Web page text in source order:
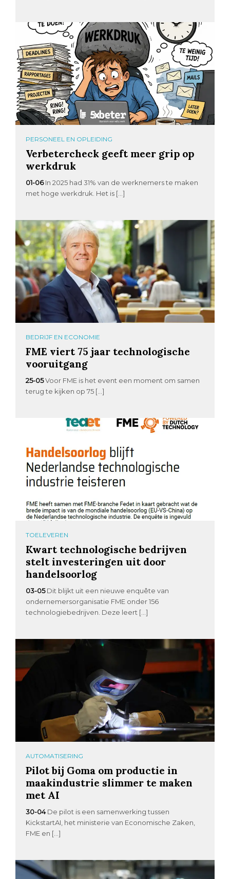
PERSONEEL EN OPLEIDING
Verbetercheck geeft meer grip op
werkdruk
01-06 In 2025 had 31% van de werknemers te maken
met hoge werkdruk. Het is […]
BEDRIJF EN ECONOMIE
FME viert 75 jaar technologische
vooruitgang
25-05Voor FME is het event een moment om samen
terug te kijken op 75 […]
TOELEVEREN
Kwart technologische bedrijven
stelt investeringen uit door
handelsoorlog
03-05 Dit blijkt uit een nieuwe enquête van
ondernemersorganisatie FME onder 156
technologiebedrijven. Deze leert […]
AUTOMATISERING
Pilot bij Goma om productie in
maakindustrie slimmer te maken
met AI
30-04 De pilot is een samenwerking tussen
KickstartAI, het ministerie van Economische Zaken,
FME en […]